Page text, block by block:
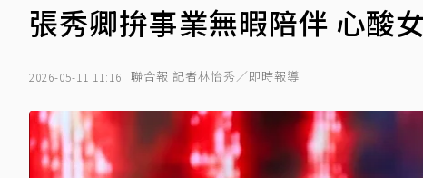
張秀卿拚事業無暇陪伴 心酸
2026-05-11 11:16 聯合報 記者林怡秀／即時報導